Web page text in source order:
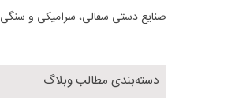
صنایع دستی سفالی، سرامیکی و سنگی
دسته‌بندی مطالب وبلاگ